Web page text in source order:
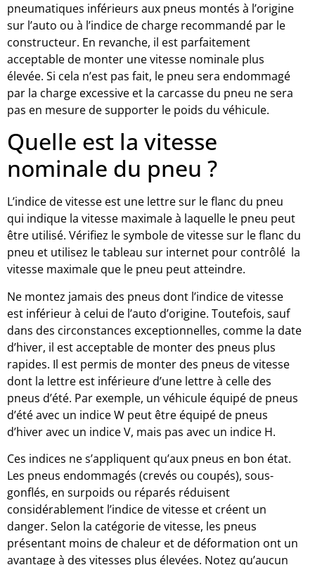
pneumatiques inférieurs aux pneus montés à l’origine
sur l’auto ou à l’indice de charge recommandé par le
constructeur. En revanche, il est parfaitement
acceptable de monter une vitesse nominale plus
élevée. Si cela n’est pas fait, le pneu sera endommagé
par la charge excessive et la carcasse du pneu ne sera
pas en mesure de supporter le poids du véhicule.
Quelle est la vitesse
nominale du pneu ?
L’indice de vitesse est une lettre sur le flanc du pneu
qui indique la vitesse maximale à laquelle le pneu peut
être utilisé. Vérifiez le symbole de vitesse sur le flanc du
pneu et utilisez le tableau sur internet pour contrôlé la
vitesse maximale que le pneu peut atteindre.
Ne montez jamais des pneus dont l’indice de vitesse
est inférieur à celui de l’auto d’origine. Toutefois, sauf
dans des circonstances exceptionnelles, comme la date
d’hiver, il est acceptable de monter des pneus plus
rapides. Il est permis de monter des pneus de vitesse
dont la lettre est inférieure d’une lettre à celle des
pneus d’été. Par exemple, un véhicule équipé de pneus
d’été avec un indice W peut être équipé de pneus
d’hiver avec un indice V, mais pas avec un indice H.
Ces indices ne s’appliquent qu’aux pneus en bon état.
Les pneus endommagés (crevés ou coupés), sous-
gonflés, en surpoids ou réparés réduisent
considérablement l’indice de vitesse et créent un
danger. Selon la catégorie de vitesse, les pneus
présentant moins de chaleur et de déformation ont un
avantage à des vitesses plus élevées. Notez qu’aucun